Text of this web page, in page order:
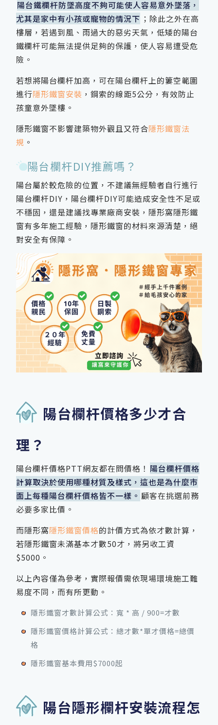
陽台鐵欄杆防墜高度不夠可能使人容易意外墜落，
尤其是家中有小孩或寵物的情況下 ；除此之外在高
樓層，若遇到風、雨過大的惡劣天氣，低矮的陽台
鐵欄杆可能無法提供足夠的保護，使人容易遭受危
險。
若想將陽台欄杆加高，可在陽台欄杆上的簍空範圍
進行隱形鐵窗安裝 ，鋼索的線距5公分，有效防止
孩童意外墜樓。
隱形鐵窗不影響建築物外觀且又符合隱形鐵窗法
規 。
陽台欄杆DIY推薦嗎？
陽台屬於較危險的位置，不建議無經驗者自行進行
陽台欄杆DIY，陽台欄杆DIY可能造成安全性不足或
不穩固，還是建議找專業廠商安裝，隱形窩隱形鐵
窗有多年施工經驗，隱形鐵窗的材料來源清楚，絕
對安全有保障。
陽台欄杆價格多少才合
理？
陽台欄杆價格PTT網友都在問價格！ 陽台欄杆價格
計算取決於使用哪種材質及樣式，這也是為什麼市
面上每種陽台欄杆價格皆不一樣。 顧客在挑選前務
必要多家比價。
而隱形窩隱形鐵窗價格的計價方式為依才數計算，
若隱形鐵窗未滿基本才數50才，將另收工資
$5000。
以上內容僅為參考，實際報價需依現場環境施工難
易度不同，而有所更動。
隱形鐵窗才數計算公式：寬 * 高 / 900=才數
隱形鐵窗價格計算公式：總才數*單才價格=總價
格
隱形鐵窗基本費用$7000起
陽台隱形欄杆安裝流程怎